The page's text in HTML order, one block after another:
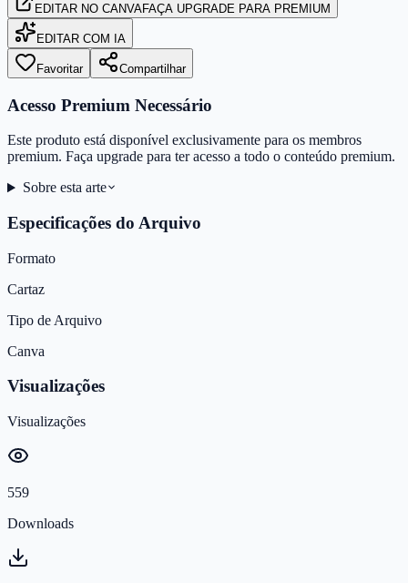
EDITAR NO CANVAFAÇA UPGRADE PARA PREMIUM
EDITAR COM IA
Favoritar Compartilhar
Acesso Premium Necessário
Este produto está disponível exclusivamente para os membros
premium. Faça upgrade para ter acesso a todo o conteúdo premium.
Sobre esta arte
Especificações do Arquivo
Formato
Cartaz
Tipo de Arquivo
Canva
Visualizações
Visualizações
559
Downloads